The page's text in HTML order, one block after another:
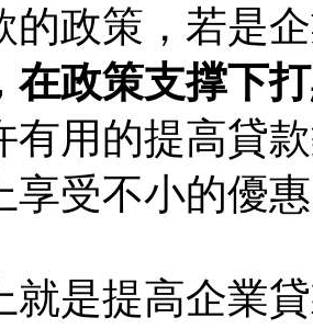
的政策，若是
在政策支撑下
有用的提高貸
享受不小的優
就是提高企業